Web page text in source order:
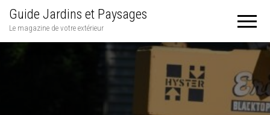
Guide Jardins et Paysages
Le magazine de votre extérieur